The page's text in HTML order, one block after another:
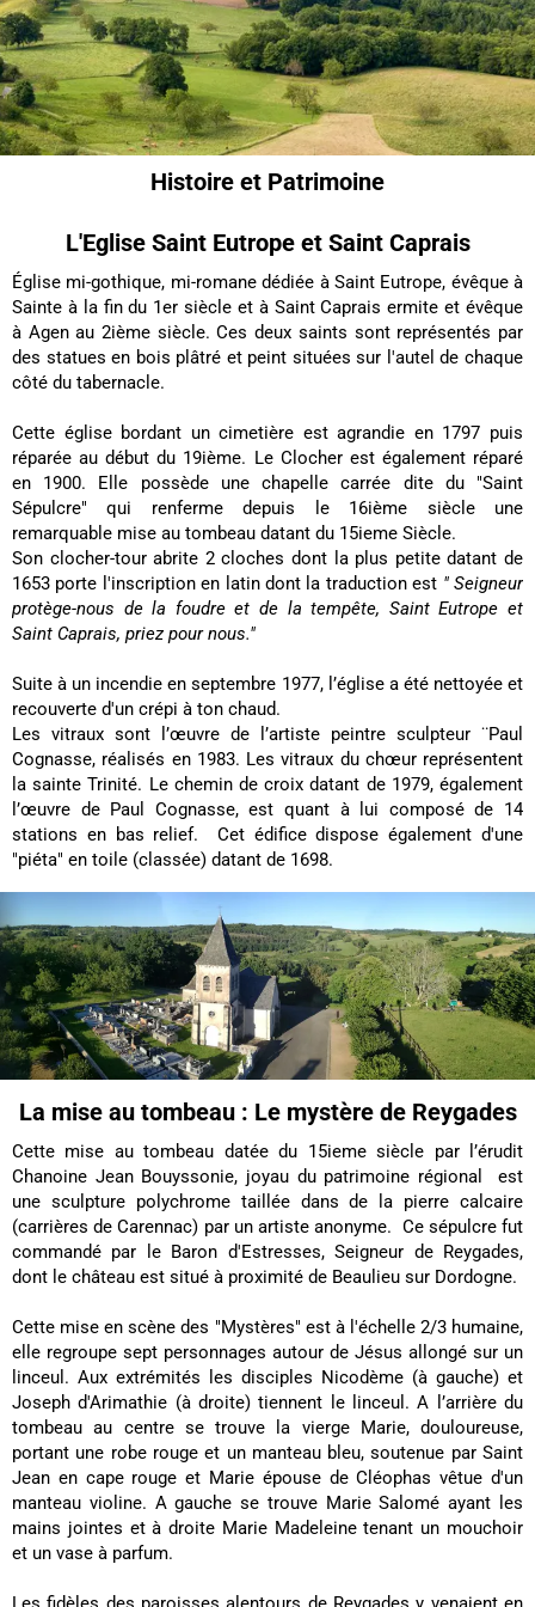
Histoire et Patrimoine
L'Eglise Saint Eutrope et Saint Caprais
Église mi-gothique, mi-romane dédiée à Saint Eutrope, évêque à
Sainte à la fin du 1er siècle et à Saint Caprais ermite et évêque
à Agen au 2ième siècle. Ces deux saints sont représentés par
des statues en bois plâtré et peint situées sur l'autel de chaque
côté du tabernacle.
Cette église bordant un cimetière est agrandie en 1797 puis
réparée au début du 19ième. Le Clocher est également réparé
en 1900. Elle possède une chapelle carrée dite du "Saint
Sépulcre" qui renferme depuis le 16ième siècle une
remarquable mise au tombeau datant du 15ieme Siècle.
Son clocher-tour abrite 2 cloches dont la plus petite datant de
1653 porte l'inscription en latin dont la traduction est " Seigneur
protège-nous de la foudre et de la tempête, Saint Eutrope et
Saint Caprais, priez pour nous."
Suite à un incendie en septembre 1977, l’église a été nettoyée et
recouverte d'un crépi à ton chaud.
Les vitraux sont l’œuvre de l’artiste peintre sculpteur ¨Paul
Cognasse, réalisés en 1983. Les vitraux du chœur représentent
la sainte Trinité. Le chemin de croix datant de 1979, également
l’œuvre de Paul Cognasse, est quant à lui composé de 14
stations en bas relief. Cet édifice dispose également d'une
"piéta" en toile (classée) datant de 1698.
La mise au tombeau : Le mystère de Reygades
Cette mise au tombeau datée du 15ieme siècle par l’érudit
Chanoine Jean Bouyssonie, joyau du patrimoine régional est
une sculpture polychrome taillée dans de la pierre calcaire
(carrières de Carennac) par un artiste anonyme. Ce sépulcre fut
commandé par le Baron d'Estresses, Seigneur de Reygades,
dont le château est situé à proximité de Beaulieu sur Dordogne.
Cette mise en scène des "Mystères" est à l'échelle 2/3 humaine,
elle regroupe sept personnages autour de Jésus allongé sur un
linceul. Aux extrémités les disciples Nicodème (à gauche) et
Joseph d'Arimathie (à droite) tiennent le linceul. A l’arrière du
tombeau au centre se trouve la vierge Marie, douloureuse,
portant une robe rouge et un manteau bleu, soutenue par Saint
Jean en cape rouge et Marie épouse de Cléophas vêtue d'un
manteau violine. A gauche se trouve Marie Salomé ayant les
mains jointes et à droite Marie Madeleine tenant un mouchoir
et un vase à parfum.